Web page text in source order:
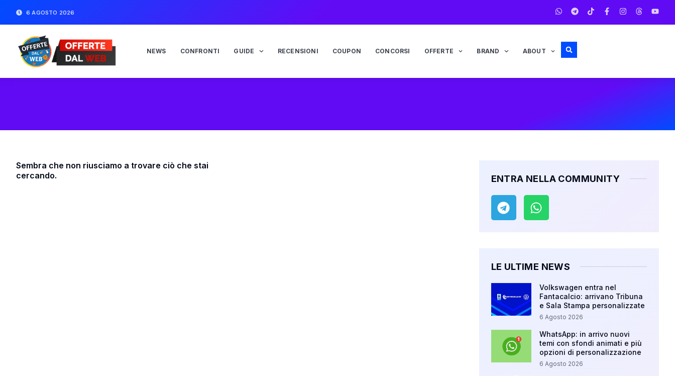
6 AGOSTO 2026
NEWS CONFRONTI GUIDE RECENSIONI COUPON CONCORSI OFFERTE BRAND ABOUT
Sembra che non riusciamo a trovare ciò che stai
cercando.
ENTRA NELLA COMMUNITY
LE ULTIME NEWS
Volkswagen entra nel
Fantacalcio: arrivano Tribuna
e Sala Stampa personalizzate
6 Agosto 2026
WhatsApp: in arrivo nuovi
temi con sfondi animati e più
opzioni di personalizzazione
6 Agosto 2026